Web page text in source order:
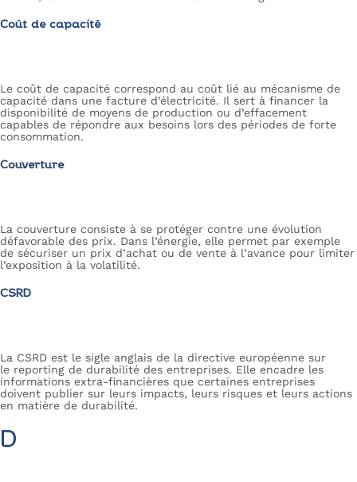
Coût de capacité
Le coût de capacité correspond au coût lié au mécanisme de
capacité dans une facture d’électricité. Il sert à financer la
disponibilité de moyens de production ou d’effacement
capables de répondre aux besoins lors des périodes de forte
consommation.
Couverture
La couverture consiste à se protéger contre une évolution
défavorable des prix. Dans l’énergie, elle permet par exemple
de sécuriser un prix d’achat ou de vente à l’avance pour limiter
l’exposition à la volatilité.
CSRD
La CSRD est le sigle anglais de la directive européenne sur
le reporting de durabilité des entreprises. Elle encadre les
informations extra-financières que certaines entreprises
doivent publier sur leurs impacts, leurs risques et leurs actions
en matière de durabilité.
D